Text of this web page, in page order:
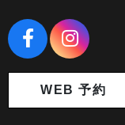
WEB 予